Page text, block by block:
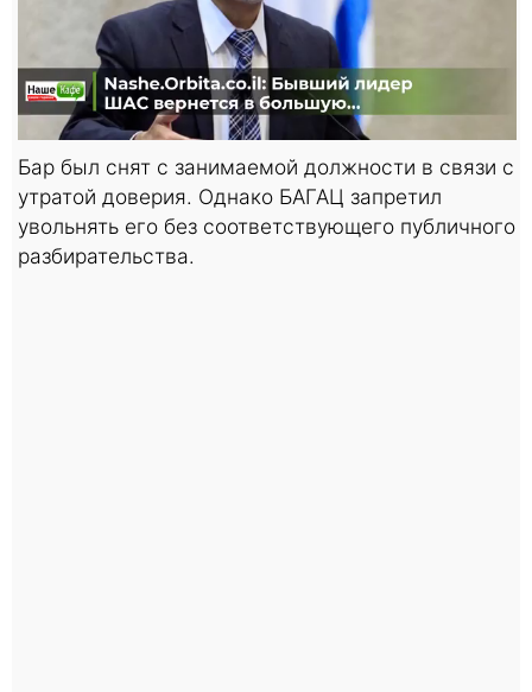
Бар был снят с занимаемой должности в связи с
утратой доверия. Однако БАГАЦ запретил
увольнять его без соответствующего публичного
разбирательства.